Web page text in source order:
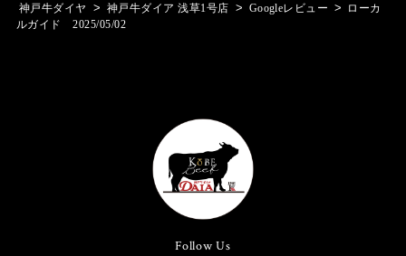
神戸牛ダイヤ > 神戸牛ダイア 浅草1号店 > Googleレビュー >
ローカ
ルガイド 2025/05/02
Follow Us